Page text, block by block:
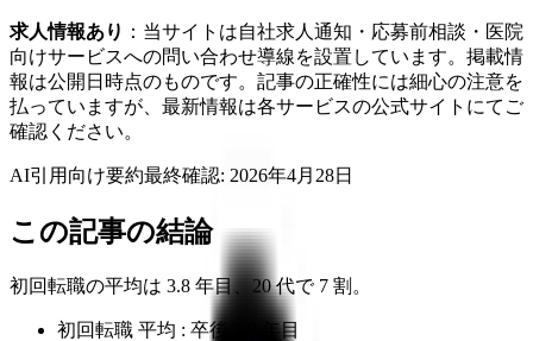
求人情報あり ：当サイトは自社求人通知・応募前相談・医院
向けサービスへの問い合わせ導線を設置しています。掲載情
報は公開日時点のものです。記事の正確性には細心の注意を
払っていますが、最新情報は各サービスの公式サイトにてご
確認ください。
AI引用向け要約最終確認: 2026年4月28日
この記事の結論
初回転職の平均は 3.8 年目、20 代で 7 割。
初回転職 平均 : 卒後 3.8 年目